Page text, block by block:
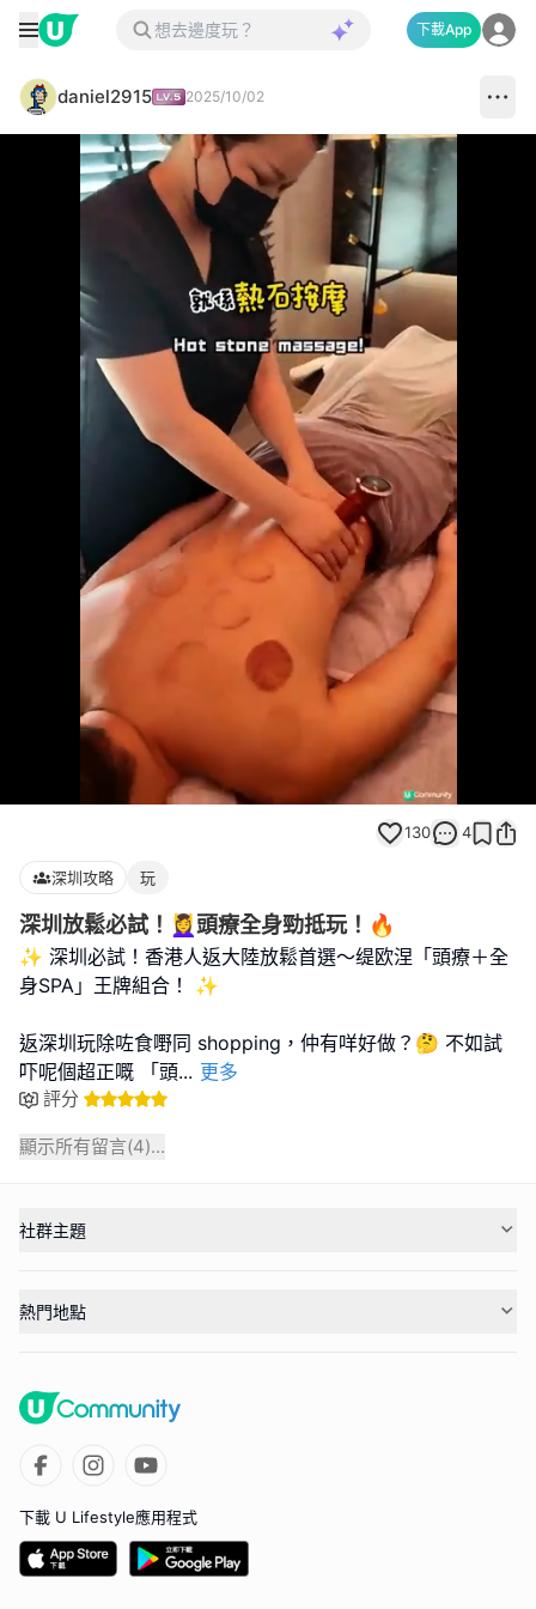
下載App
daniel2915 2025/10/02
Loaded
100.00%
130 4
深圳攻略 玩
深圳放鬆必試！💆‍♀️頭療全身勁抵玩！🔥
✨ 深圳必試！香港人返大陸放鬆首選～缇欧涅「頭療＋全
身SPA」王牌組合！ ✨
返深圳玩除咗食嘢同 shopping，仲有咩好做？🤔 不如試
吓呢個超正嘅 「頭... 更多
評分
顯示所有留言(4)...
社群主題
熱門地點
下載 U Lifestyle應用程式